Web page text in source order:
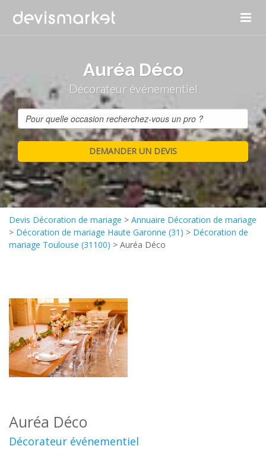
Auréa Déco
Décorateur événementiel
Devis Décoration de mariage > Annuaire Décoration de mariage
> Décoration de mariage Haute Garonne (31) > Décoration de
mariage Toulouse (31100) > Auréa Déco
Auréa Déco
Décorateur événementiel